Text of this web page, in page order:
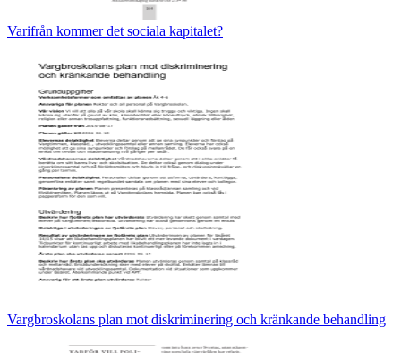
Varifrån kommer det sociala kapitalet?
Vargbroskolans plan mot diskriminering och kränkande behandling